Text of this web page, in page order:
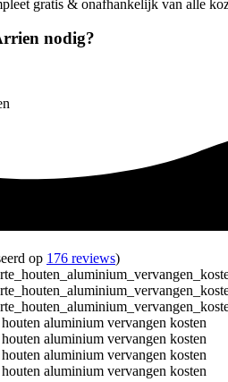
gratis & onafhankelijk van alle
nodig?
op 176 reviews)